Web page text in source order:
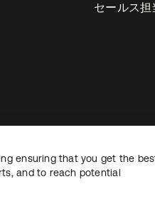
セールス担
ポリシーサイト利用規約セキュリ
ensuring that you get the
and to reach potential